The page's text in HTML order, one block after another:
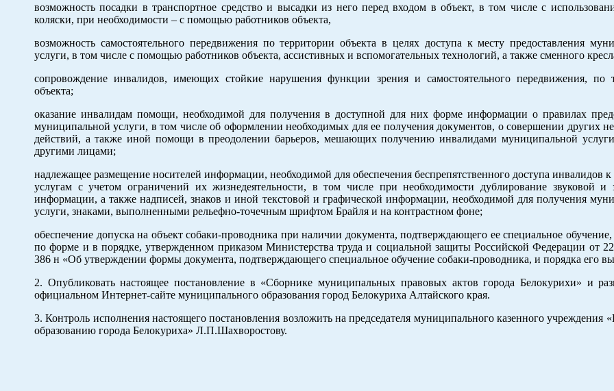
возможность посадки в транспортное средство и высадки из него перед входом в объект, в том числе с
коляски, при необходимости – с помощью работников объекта,
возможность самостоятельного передвижения по территории объекта в целях доступа к месту предоставления
услуги, в том числе с помощью работников объекта, ассистивных и вспомогательных технологий, а также сменного
сопровождение инвалидов, имеющих стойкие нарушения функции зрения и самостоятельного передвижения, по
объекта;
оказание инвалидам помощи, необходимой для получения в доступной для них форме информации о правилах
муниципальной услуги, в том числе об оформлении необходимых для ее получения документов, о совершении других
действий, а также иной помощи в преодолении барьеров, мешающих получению инвалидами муниципальной
другими лицами;
надлежащее размещение носителей информации, необходимой для обеспечения беспрепятственного доступа инвалидов к
услугам с учетом ограничений их жизнедеятельности, в том числе при необходимости дублирование звуковой и
информации, а также надписей, знаков и иной текстовой и графической информации, необходимой для получения
услуги, знаками, выполненными рельефно-точечным шрифтом Брайля и на контрастном фоне;
обеспечение допуска на объект собаки-проводника при наличии документа, подтверждающего ее специальное
по форме и в порядке, утвержденном приказом Министерства труда и социальной защиты Российской Федерации от
386 н «Об утверждении формы документа, подтверждающего специальное обучение собаки-проводника, и порядка его
2. Опубликовать настоящее постановление в «Сборнике муниципальных правовых актов города Белокурихи» и
официальном Интернет-сайте муниципального образования город Белокуриха Алтайского края.
3. Контроль исполнения настоящего постановления возложить на председателя муниципального казенного учреждения
образованию города Белокуриха» Л.П.Шахворостову.